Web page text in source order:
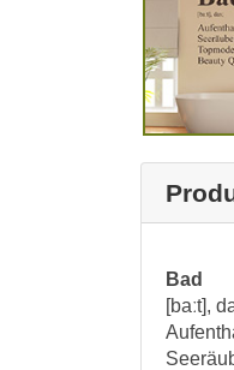
Bad
[baːt],